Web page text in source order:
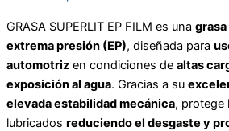
GRASA SUPERLIT EP FILM es una
extrema presión (EP), diseñada para
automotriz en condiciones de altas
exposición al agua. Gracias a su
elevada estabilidad mecánica, protege
lubricados reduciendo el desgaste y